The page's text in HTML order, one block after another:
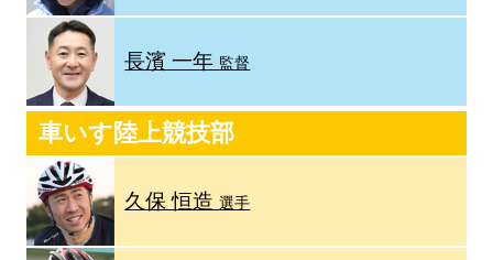
長濱 一年 監督
車いす陸上競技部
久保 恒造選手